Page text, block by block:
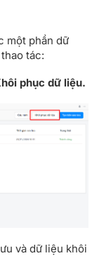
một phần dữ
tác:
phục dữ liệu.
và dữ liệu khôi